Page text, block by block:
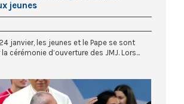
jeunes
janvier, les jeunes et le Pape se sont
cérémonie d’ouverture des JMJ. Lors...